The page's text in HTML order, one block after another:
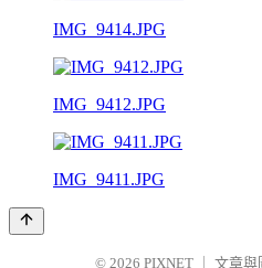
IMG_9414.JPG
IMG_9412.JPG
IMG_9411.JPG
© 2026 PIXNET 文章與